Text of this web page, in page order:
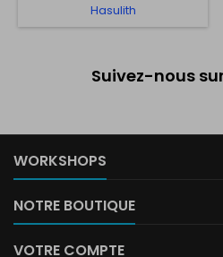
Hasulith
Suivez-nous
WORKSHOPS
NOTRE BOUTIQUE
VOTRE COMPTE